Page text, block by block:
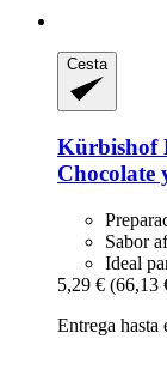
Cesta
Kürbishof
Chocolate
Sabor
Ideal
5,29 € (66,13
Entrega hasta